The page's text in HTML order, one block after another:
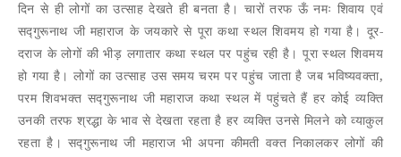
दिन से ही लोगों का उत्साह देखते ही बनता है। चारों तरफ ऊँ नमः शिवाय एवं
सद्गुरूनाथ जी महाराज के जयकारे से पूरा कथा स्थल शिवमय हो गया है। दूर-
दराज के लोगों की भीड़ लगातार कथा स्थल पर पहुंच रही है। पूरा स्थल शिवमय
हो गया है। लोगों का उत्साह उस समय चरम पर पहुंच जाता है जब भविष्यवक्ता,
परम शिवभक्त सद्गुरूनाथ जी महाराज कथा स्थल में पहुंचते हैं हर कोई व्यक्ति
उनकी तरफ श्रद्धा के भाव से देखता रहता है हर व्यक्ति उनसे मिलने को व्याकुल
रहता है। सद्गुरूनाथ जी महाराज भी अपना कीमती वक्त निकालकर लोगों की